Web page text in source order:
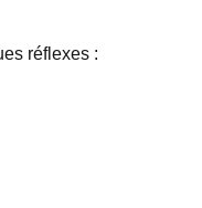
réflexes :